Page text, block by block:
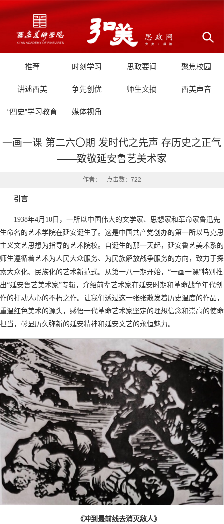
推荐 时刻学习 思政要闻 聚焦校园
讲述西美 争先创优 师生文摘 西美声音
“四史”学习教育 媒体视角
一画一课 第二六〇期 发时代之先声 存历史之正气
——致敬延安鲁艺美术家
作者： 点击数： 722
引言
1938年4月10日，一所以中国伟大的文学家、思想家和革命家鲁迅先
生命名的艺术学院在延安诞生了。这是中国共产党创办的第一所以马克思
主义文艺思想为指导的艺术院校。自诞生的那一天起，延安鲁艺美术系的
师生遵循着艺术为人民大众服务、为民族解放战争服务的方向，致力于探
索大众化、民族化的艺术新范式。从第一八一期开始，“一画一课”特别推
出“延安鲁艺美术家”专辑，介绍前辈艺术家在延安时期和革命战争年代创
作的打动人心的不朽之作。让我们透过这一张张散发着历史温度的作品，
重温红色美术的源头，感悟一代革命艺术家坚定的理想信念和崇高的使命
担当，彰显历久弥新的延安精神和延安文艺的永恒魅力。
《冲到最前线去消灭敌人》